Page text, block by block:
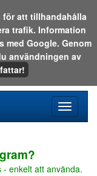
meny
enkelt att använda.
för att tillhandahålla
trafik. Information
med Google. Genom
användningen av